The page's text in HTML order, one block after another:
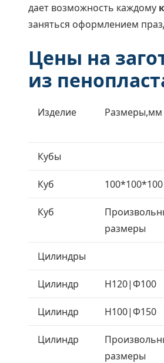
дает возможность каждому
заняться оформлением
Цены на
из
Изделие Размеры,мм
Кубы
Куб 100*100*100
Куб
размеры
Цилиндры
Цилиндр H120|Ф100
Цилиндр H100|Ф150
Цилиндр
размеры